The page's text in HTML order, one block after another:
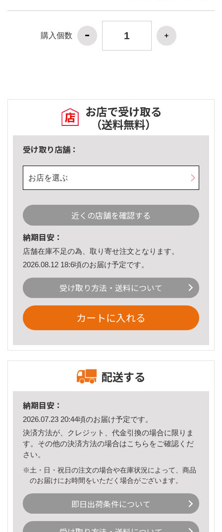
購入個数
お店で受け取る
（送料無料）
受け取り店舗：
お店を選ぶ
近くの店舗を確認する
納期目安：
店舗在庫不足の為、取り寄せ注文となります。
2026.08.12 18:6頃のお届け予定です。
受け取り方法・送料について
カートに入れる
配送する
納期目安：
2026.07.23 20:44頃のお届け予定です。
決済方法が、クレジット、代金引換の場合に限りま
す。その他の決済方法の場合はこちら をご確認くだ
さい。
※土・日・祝日の注文の場合や在庫状況によって、商品
のお届けにお時間をいただく場合がございます。
即日出荷条件について